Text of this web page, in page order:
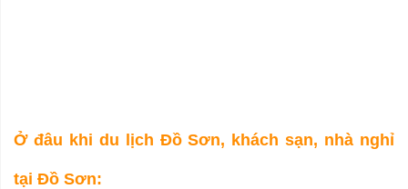
Ở đâu khi du lịch Đồ Sơn, khách sạn, nhà nghỉ
tại Đồ Sơn: